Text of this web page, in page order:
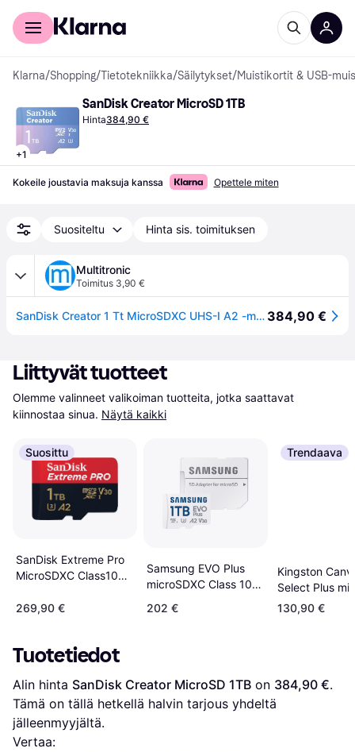
Kuluttajille
Klarna/Shopping/Tietotekniikka/Säilytykset/Muistikortit & USB-
+1
SanDisk Creator MicroSD 1TB
Hinta384,90 €
Kokeile joustavia maksuja kanssa Opettele miten
Suositeltu Hinta sis. toimituksen
Multitronic
Toimitus 3,90 €
SanDisk Creator 1 Tt MicroSDXC UHS-I A2 -muistikortti + SD-adapteri, sininen 384,90 €
Liittyvät tuotteet
Olemme valinneet valikoiman tuotteita, jotka saattavat
kiinnostaa sinua. Näytä kaikki
Suosittu
SanDisk Extreme Pro
MicroSDXC Class10
200/140MB/s 1TB
269,90 €
Samsung EVO Plus
microSDXC Class 10
160MB/s 1TB +SD
202 €
Trendaava
Kingston
Select Plus
1TB + Adapter
130,90 €
Tuotetiedot
Alin hinta SanDisk Creator MicroSD 1TB on 384,90 €.
Tämä on tällä hetkellä halvin tarjous yhdeltä
jälleenmyyjältä.
Vertaa: